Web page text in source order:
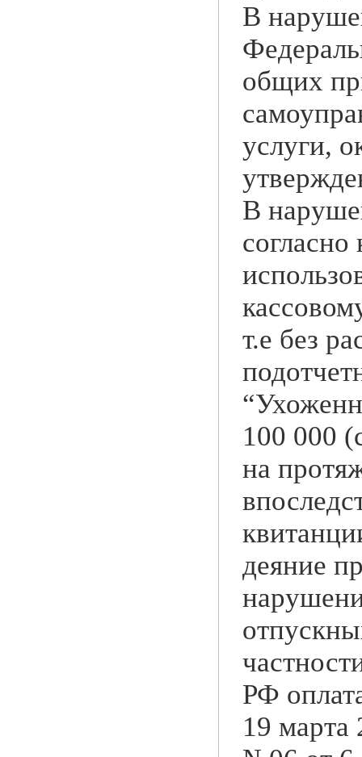
В
общих
услуги,
В
т.е без
100 000
на
деяние
РФ
19 марта